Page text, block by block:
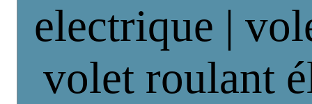
electrique |
volet roulant